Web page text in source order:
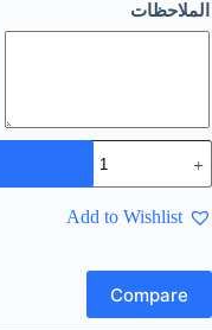
الملاحظات
Add to Wishlist
Compare